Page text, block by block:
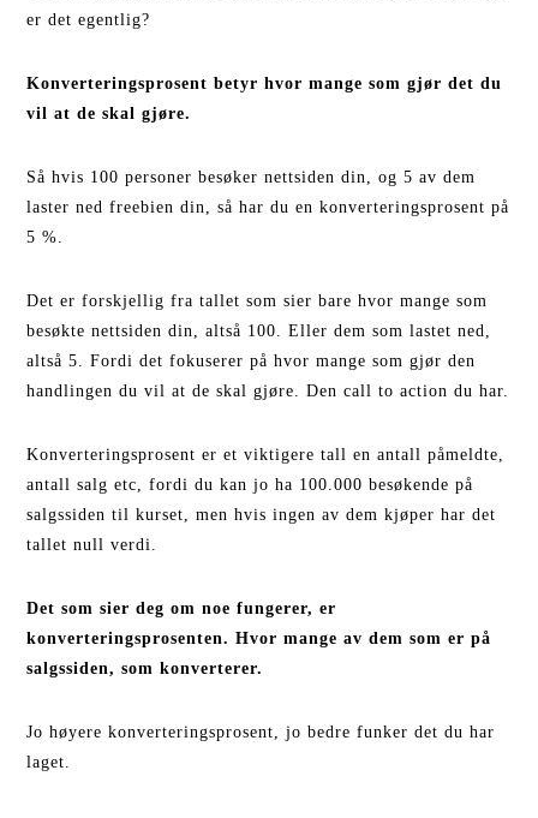
er det egentlig?
Konverteringsprosent betyr hvor mange som gjør det du
vil at de skal gjøre.
Så hvis 100 personer besøker nettsiden din, og 5 av dem
laster ned freebien din, så har du en konverteringsprosent på
5 %.
Det er forskjellig fra tallet som sier bare hvor mange som
besøkte nettsiden din, altså 100. Eller dem som lastet ned,
altså 5. Fordi det fokuserer på hvor mange som gjør den
handlingen du vil at de skal gjøre. Den call to action du har.
Konverteringsprosent er et viktigere tall en antall påmeldte,
antall salg etc, fordi du kan jo ha 100.000 besøkende på
salgssiden til kurset, men hvis ingen av dem kjøper har det
tallet null verdi.
Det som sier deg om noe fungerer, er
konverteringsprosenten. Hvor mange av dem som er på
salgssiden, som konverterer.
Jo høyere konverteringsprosent, jo bedre funker det du har
laget.